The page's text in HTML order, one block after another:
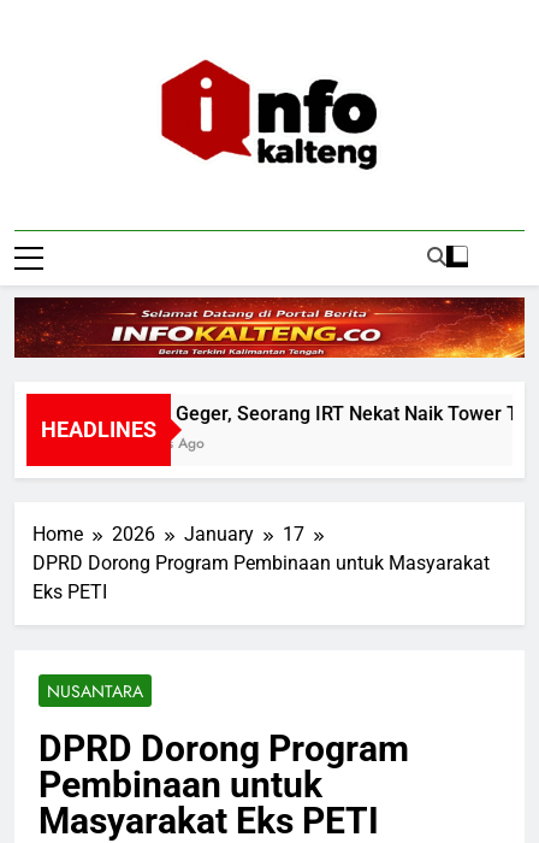
Infokalteng
HEADLINES
Warga Geger, Seorang IRT Nekat Naik Tower TVRI
21 Hours Ago
Home 2026 January
17
DPRD Dorong Program Pembinaan untuk Masyarakat
Eks PETI
NUSANTARA
DPRD Dorong Program
Pembinaan untuk
Masyarakat Eks PETI